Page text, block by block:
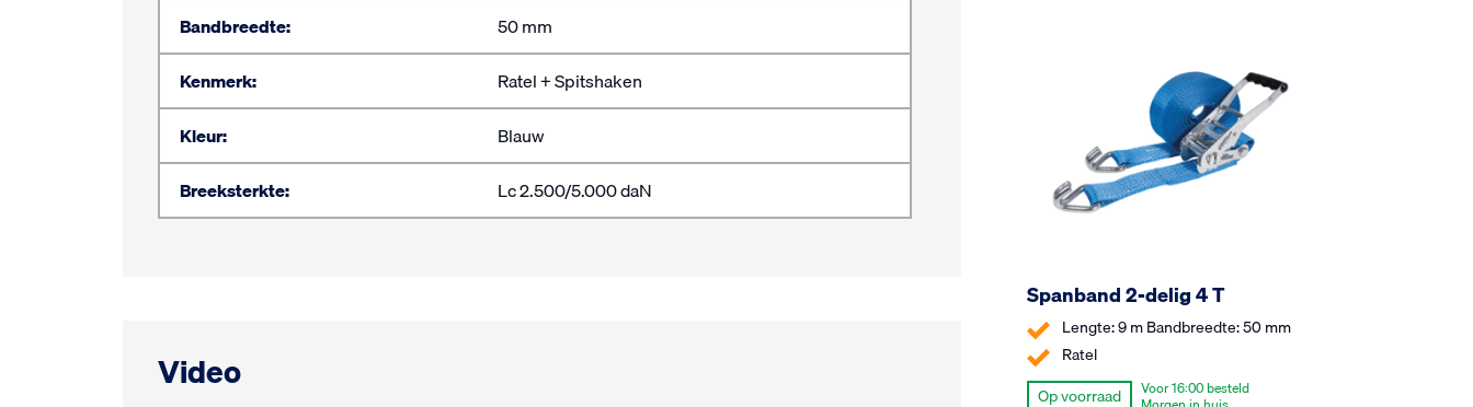
Bandbreedte:
50 mm
Kenmerk:
Ratel + Spitshaken
Kleur:
Blauw
Breeksterkte:
Lc 2.500/5.000 daN
Video
Spanband 2-delig 4 T
Lengte: 9 m Bandbreedte: 50 mm
Ratel
Op voorraad
Voor 16:00 besteld